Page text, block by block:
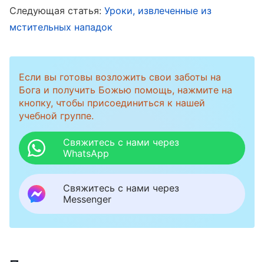
для вашего тела и питание; то, что помогает
человечность, и истины, которыми должен
вооружиться человек. Чем больше вы
практикуетеслово Божье, тем быстрее
расцветет ваша жизнь и тем яснее станет
истина. По мере того, как вы будете
повышаться в духовном росте, вам все
мира, и вы все больше будете укрепляться,
чтобы восторжествовать над сатаной.
Многие истины, которые вам не понятны,
Следующая статья: Уроки, извлеченные из
мстительных нападок
Если вы готовы возложить свои заботы на
Бога и получить Божью помощь, нажмите на
кнопку, чтобы присоединиться к нашей
учебной группе.
Свяжитесь с нами через
WhatsApp
Свяжитесь с нами через
Messenger